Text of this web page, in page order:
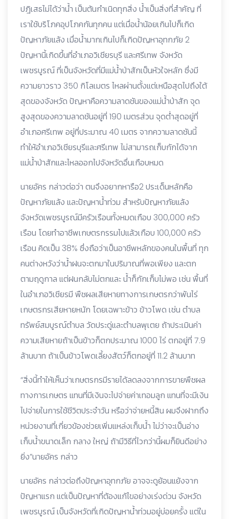
ปฎิเสธไม่ได้ว่าน้ำ เป็นต้นกำเนิดทุกสิ่ง น้ำเป็นสิ่งที่สำคัญ ที่
เราใช้บริโภคอุปโภคกันทุกคน แต่เมื่อน้ำน้อยเกินไปก็เกิด
ปัญหาภัยแล้ง เมื่อน้ำมากเกินไปก็เกิดปัญหาอุทกภัย 2
ปัญหานี้เกิดขึ้นที่อำเภอวิเชียรบุรี และศรีเทพ จังหวัด
เพชรบูรณ์ ที่เป็นจังหวัดที่มีแม่น้ำป่าสักเป็นหัวใจหลัก ซึ่งมี
ความยาวราว 350 กิโลเมตร ไหลผ่านตั้งแต่เหนือสุดไปถึงใต้
สุดของจังหวัด ปัญหาคือความลาดชันของแม่น้ำป่าสัก จุด
สูงสุดของความลาดชันอยู่ที่ 190 เมตรส่วน จุดต่ำสุดอยู่ที่
อำเภอศรีเทพ อยู่ที่ประมาณ 40 เมตร จากความลาดชันนี้
ทำให้อำเภอวิเชียรบุรีและศรีเทพ ไม่สามารถเก็บกักได้จาก
แม่น้ำป่าสักและไหลออกไปจังหวัดอื่นเกือบหมด
นายอัคร กล่าวต่อว่า ตนจึงอยากหารือ2 ประเด็นหลักคือ
ปัญหาภัยแล้ง และปัญหาน้ำท่วม สำหรับปัญหาภัยแล้ง
จังหวัดเพชรบูรณ์มีครัวเรือนทั้งหมดเกือบ 300,000 ครัว
เรือน โดยทำอาชีพเกษตรกรรมไปแล้วเกือบ 100,000 ครัว
เรือน คิดเป็น 38% ซึ่งถือว่าเป็นอาชีพหลักของคนในพื้นที่ ทุก
คนต่างหวังว่าน้ำฝนจะตกมาในปริมาณที่พอเพียง และตก
ตามฤดูกาล แต่ฝนกลับไม่ตกและ น้ำก็กักเก็บไม่พอ เช่น พื้นที่
ในอำเภอวิเชียรมี พืชผลเสียหายทางการเกษตรกว่าพันไร่
เกษตรกรเสียหายหนัก โดยเฉพาะข้าว ข้าวโพด เช่น ตำบล
ทรัพย์สมบูรณ์ตำบล วัดประดู่และตำบลพุเตย ถ้าประเมินค่า
ความเสียหายถ้าเป็นข้าวก็ตกประมาณ 1000 ไร่ ตกอยู่ที่ 7.9
ล้านบาท ถ้าเป็นข้าวโพดเลี้ยงสัตว์ก็ตกอยู่ที่ 11.2 ล้านบาท
“สิ่งนี้ทำให้เห็นว่าเกษตรกรมีรายได้ลดลงจากการขายพืชผล
ทางการเกษตร แทนที่มีเงินจะไปจ่ายค่าเทอมลูก แทนที่จะมีเงิน
ไปจ่ายในการใช้ชีวิตประจำวัน หรือว่าจ่ายหนี้สิน ผมจึงฝากถึง
หน่วยงานที่เกี่ยวข้องช่วยเพิ่มแหล่งเก็บน้ำ ไม่ว่าจะเป็นอ่าง
เก็บน้ำขนาดเล็ก กลาง ใหญ่ ถ้ามีวิธีที่ไวกว่านี้ผมก็ยินดีอย่าง
ยิ่ง”นายอัคร กล่าว
นายอัคร กล่าวต่อถึงปัญหาอุทกภัย อาจจะดูย้อนแย้งจาก
ปัญหาแรก แต่เป็นปัญหาที่ต้องแก้ไขอย่างเร่งด่วน จังหวัด
เพชรบูรณ์ เป็นจังหวัดที่เกิดปัญหาน้ำท่วมอยู่บ่อยครั้ง แต่ใน